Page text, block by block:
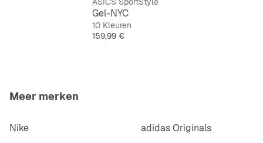
Gel-NYC
10 Kleuren
Prijs
159,99 €
Meer merken
Nike
adidas Originals